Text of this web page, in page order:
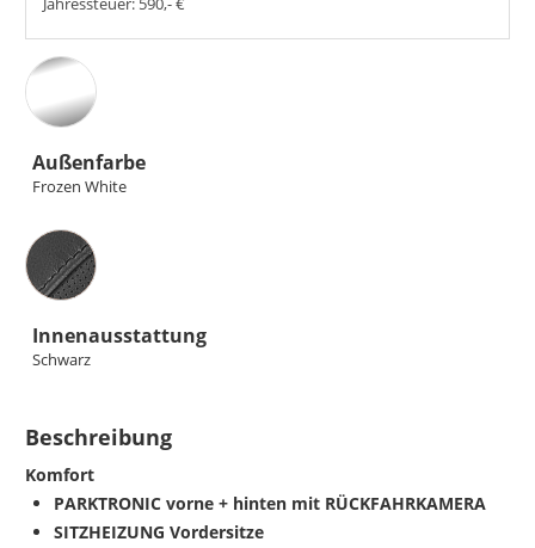
Jahressteuer: 590,- €
Außenfarbe
Frozen White
Innenausstattung
Innenausstattung
Schwarz
Beschreibung
Komfort
PARKTRONIC vorne + hinten mit RÜCKFAHRKAMERA
SITZHEIZUNG Vordersitze